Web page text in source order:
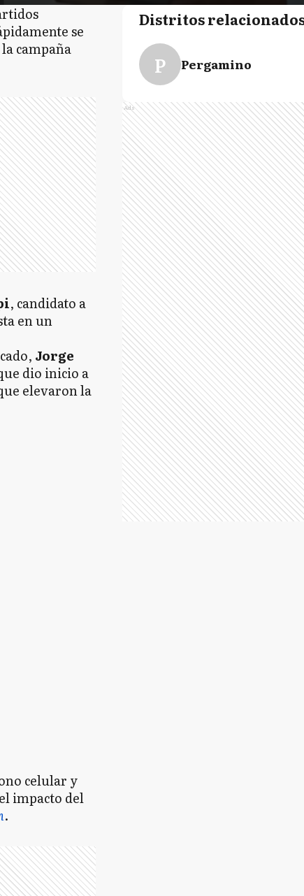
se
campaña
, candidato a
en un
Jorge
dio inicio a
elevaron la
celular y
impacto del
.
Distritos
P Pergamino
Ads